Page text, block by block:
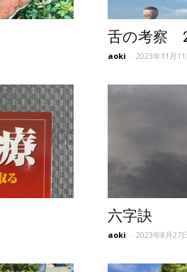
舌の考察
aoki - 2023年11月11
六字訣
aoki - 2023年8月27日